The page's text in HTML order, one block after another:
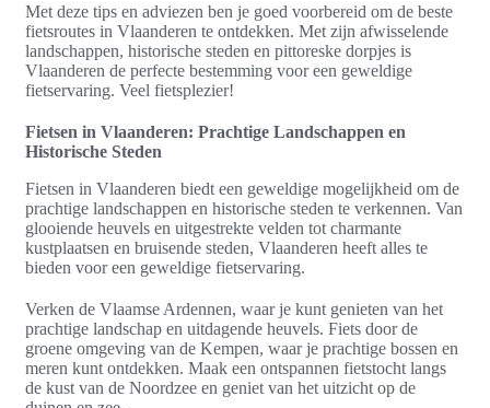
Met deze tips en adviezen ben je goed voorbereid om de beste
fietsroutes in Vlaanderen te ontdekken. Met zijn afwisselende
landschappen, historische steden en pittoreske dorpjes is
Vlaanderen de perfecte bestemming voor een geweldige
fietservaring. Veel fietsplezier!
Fietsen in Vlaanderen: Prachtige Landschappen en
Historische Steden
Fietsen in Vlaanderen biedt een geweldige mogelijkheid om de
prachtige landschappen en historische steden te verkennen. Van
glooiende heuvels en uitgestrekte velden tot charmante
kustplaatsen en bruisende steden, Vlaanderen heeft alles te
bieden voor een geweldige fietservaring.
Verken de Vlaamse Ardennen, waar je kunt genieten van het
prachtige landschap en uitdagende heuvels. Fiets door de
groene omgeving van de Kempen, waar je prachtige bossen en
meren kunt ontdekken. Maak een ontspannen fietstocht langs
de kust van de Noordzee en geniet van het uitzicht op de